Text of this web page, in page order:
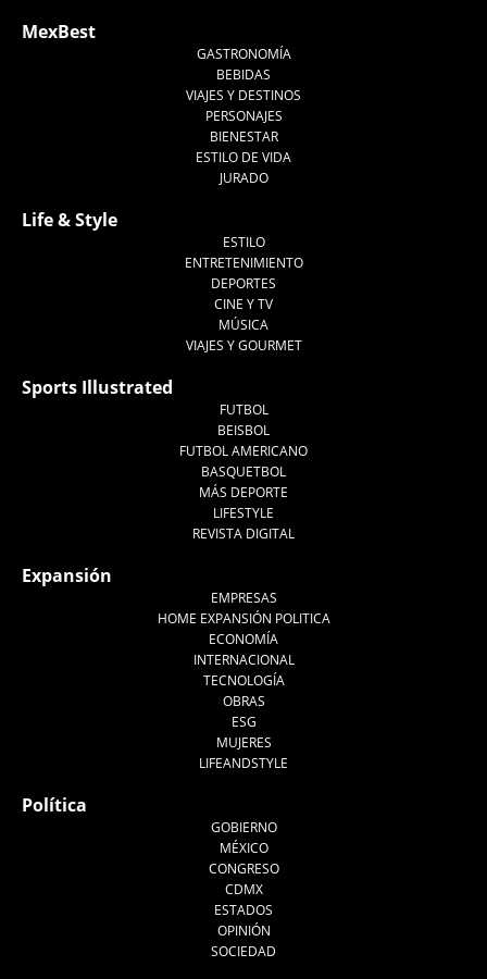
MexBest
GASTRONOMÍA
BEBIDAS
VIAJES Y DESTINOS
PERSONAJES
BIENESTAR
ESTILO DE VIDA
JURADO
Life & Style
ESTILO
ENTRETENIMIENTO
DEPORTES
CINE Y TV
MÚSICA
VIAJES Y GOURMET
Sports Illustrated
FUTBOL
BEISBOL
FUTBOL AMERICANO
BASQUETBOL
MÁS DEPORTE
LIFESTYLE
REVISTA DIGITAL
Expansión
EMPRESAS
HOME EXPANSIÓN POLITICA
ECONOMÍA
INTERNACIONAL
TECNOLOGÍA
OBRAS
ESG
MUJERES
LIFEANDSTYLE
Política
GOBIERNO
MÉXICO
CONGRESO
CDMX
ESTADOS
OPINIÓN
SOCIEDAD